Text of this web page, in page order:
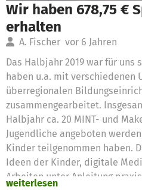
Wir haben 678,75 €
erhalten
A. Fischer vor 6 Jahren
Das Halbjahr 2019 war für uns
haben u.a. mit verschiedenen
überregionalen
zusammengearbeitet.
Halbjahr ca. 20 MINT- und
Jugendliche angeboten
Kinder teilgenommen haben.
Ideen der Kinder, digitale
Arbeiten unter Anleitung
weiterlesen